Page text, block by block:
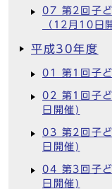
07 第2回子ど
（12月10日
平成30年度
01 第1回子
02 第1回子
日開催)
03 第2回子
日開催)
04 第3回子
日開催)